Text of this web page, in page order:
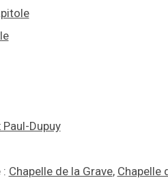
Dupuy
: Chapelle de la Grave, Chapelle